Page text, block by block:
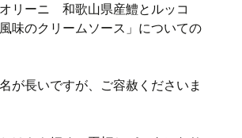
リーニ 和歌山県産鱧とルッコ
味のクリームソース」についての
が長いですが、ご容赦くださいま